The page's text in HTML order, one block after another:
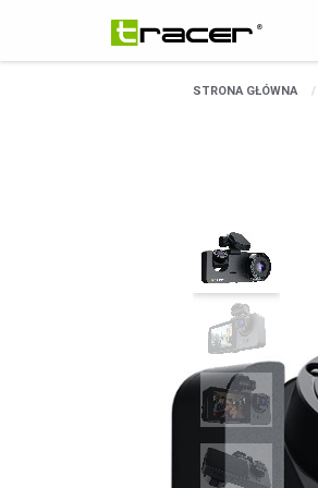
MARKA
STRONA GŁÓWNA